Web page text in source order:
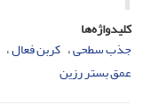
کلیدواژه‌ها
جذب سطحی کربن فعال
عمق بستر رزین